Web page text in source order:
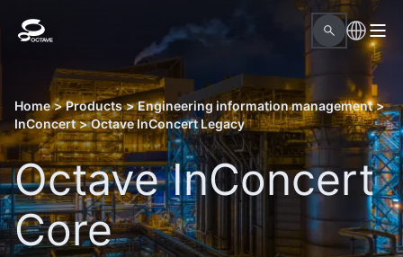
Home > Products > Engineering information management >
InConcert > Octave InConcert Legacy
Octave InConcert
Core